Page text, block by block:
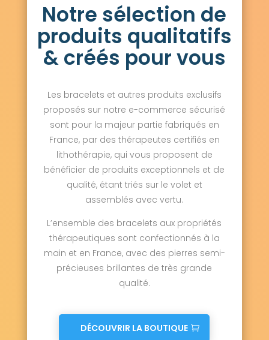
Notre sélection de
produits qualitatifs
& créés pour vous
Les bracelets et autres produits exclusifs
proposés sur notre e-commerce sécurisé
sont pour la majeur partie fabriqués en
France, par des thérapeutes certifiés en
lithothérapie, qui vous proposent de
bénéficier de produits exceptionnels et de
qualité, étant triés sur le volet et
assemblés avec vertu.
L’ensemble des bracelets aux propriétés
thérapeutiques sont confectionnés à la
main et en France, avec des pierres semi-
précieuses brillantes de très grande
qualité.
DÉCOUVRIR LA BOUTIQUE